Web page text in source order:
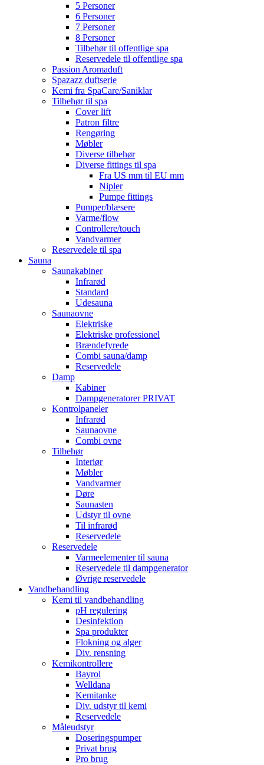
5 Personer
6 Personer
7 Personer
8 Personer
Tilbehør til offentlige spa
Reservedele til offentlige spa
Passion Aromaduft
Spazazz duftserie
Kemi fra SpaCare/Saniklar
Tilbehør til spa
Cover lift
Patron filtre
Rengøring
Møbler
Diverse tilbehør
Diverse fittings til spa
Fra US mm til EU mm
Nipler
Pumpe fittings
Pumper/blæsere
Varme/flow
Controllere/touch
Vandvarmer
Reservedele til spa
Sauna
Saunakabiner
Infrarød
Standard
Udesauna
Saunaovne
Elektriske
Elektriske professionel
Brændefyrede
Combi sauna/damp
Reservedele
Damp
Kabiner
Dampgeneratorer PRIVAT
Kontrolpaneler
Infrarød
Saunaovne
Combi ovne
Tilbehør
Interiør
Møbler
Vandvarmer
Døre
Saunasten
Udstyr til ovne
Til infrarød
Reservedele
Reservedele
Varmeelementer til sauna
Reservedele til dampgenerator
Øvrige reservedele
Vandbehandling
Kemi til vandbehandling
pH regulering
Desinfektion
Spa produkter
Flokning og alger
Div. rensning
Kemikontrollere
Bayrol
Welldana
Kemitanke
Div. udstyr til kemi
Reservedele
Måleudstyr
Doseringspumper
Privat brug
Pro brug